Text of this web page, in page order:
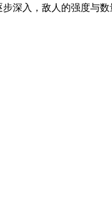
深入，敌人的强度与